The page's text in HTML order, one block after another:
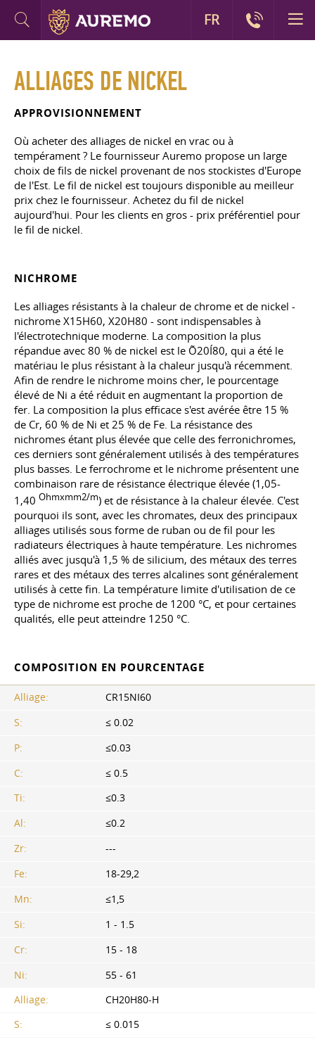
ALLIAGES DE NICKEL
APPROVISIONNEMENT
Où acheter des alliages de nickel en vrac ou à
tempérament ? Le fournisseur Auremo propose un large
choix de fils de nickel provenant de nos stockistes d'Europe
de l'Est. Le fil de nickel est toujours disponible au meilleur
prix chez le fournisseur. Achetez du fil de nickel
aujourd'hui. Pour les clients en gros - prix préférentiel pour
le fil de nickel.
NICHROME
Les alliages résistants à la chaleur de chrome et de nickel -
nichrome Х15Н60, Х20Н80 - sont indispensables à
l'électrotechnique moderne. La composition la plus
répandue avec 80 % de nickel est le Õ20Í80, qui a été le
matériau le plus résistant à la chaleur jusqu'à récemment.
Afin de rendre le nichrome moins cher, le pourcentage
élevé de Ni a été réduit en augmentant la proportion de
fer. La composition la plus efficace s'est avérée être 15 %
de Cr, 60 % de Ni et 25 % de Fe. La résistance des
nichromes étant plus élevée que celle des ferronichromes,
ces derniers sont généralement utilisés à des températures
plus basses. Le ferrochrome et le nichrome présentent une
combinaison rare de résistance électrique élevée (1,05-
1,40 Ohmxmm2/m) et de résistance à la chaleur élevée. C'est
pourquoi ils sont, avec les chromates, deux des principaux
alliages utilisés sous forme de ruban ou de fil pour les
radiateurs électriques à haute température. Les nichromes
alliés avec jusqu'à 1,5 % de silicium, des métaux des terres
rares et des métaux des terres alcalines sont généralement
utilisés à cette fin. La température limite d'utilisation de ce
type de nichrome est proche de 1200 °C, et pour certaines
qualités, elle peut atteindre 1250 °C.
COMPOSITION EN POURCENTAGE
Alliage:
CR15NI60
S:
≤ 0.02
P:
≤0.03
С:
≤ 0.5
Ti:
≤0.3
Al:
≤0.2
Zr:
---
Fe:
18-29,2
Mn:
≤1,5
Si:
1 - 1.5
Cr:
15 - 18
Ni:
55 - 61
Alliage:
CH20H80-H
S:
≤ 0.015
FR